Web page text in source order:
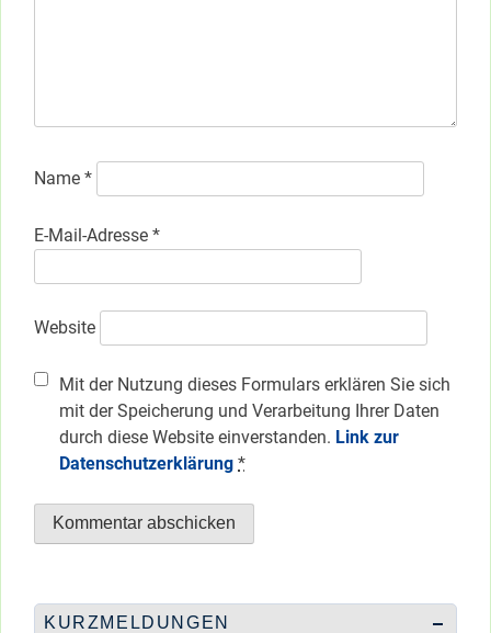
Name *
E-Mail-Adresse *
Website
Mit der Nutzung dieses Formulars erklären Sie sich
mit der Speicherung und Verarbeitung Ihrer Daten
durch diese Website einverstanden. Link zur
Datenschutzerklärung *
KURZMELDUNGEN